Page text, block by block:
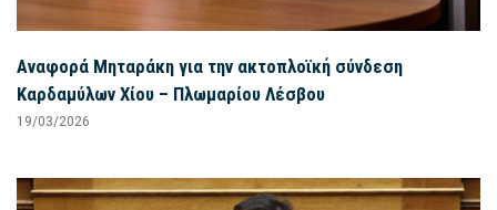
Αναφορά Μηταράκη για την ακτοπλοϊκή σύνδεση
Καρδαμύλων Χίου – Πλωμαρίου Λέσβου
19/03/2026